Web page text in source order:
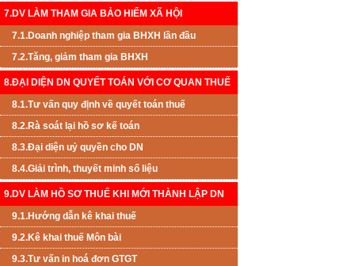
7.DV LÀM THAM GIA BẢO HIỂM XÃ HỘI
7.1.Doanh nghiệp tham gia BHXH lần đầu
7.2.Tăng, giảm tham gia BHXH
8.ĐẠI DIỆN DN QUYẾT TOÁN VỚI CƠ QUAN THUẾ
8.1.Tư vấn quy định về quyết toán thuế
8.2.Rà soát lại hồ sơ kế toán
8.3.Đại diện uỷ quyền cho DN
8.4.Giải trình, thuyết minh số liệu
9.DV LÀM HỒ SƠ THUẾ KHI MỚI THÀNH LẬP DN
9.1.Hướng dẫn kê khai thuế
9.2.Kê khai thuế Môn bài
9.3.Tư vấn in hoá đơn GTGT